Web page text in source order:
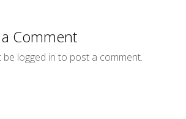
Comment
be logged in to post a comment.